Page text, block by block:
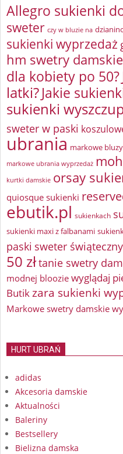
Allegro sukienki
sweter czy w bluzie na
sukienki wyprzedaż
hm swetry damskie
dla kobiety po 50?
latki?Jakie
sukienki
sweter w paski
ubrania markowe
markowe ubrania wyprzedaż
kurtki damskie orsay
quiosque sukienki
ebutik.pl sukienkach
sukienki maxi z falbanami
paski sweter świąteczny
50 złtanie swetry
modnej bloozie wyglądaj
Butikzara sukienki
Markowe swetry damskie
HURT UBRAŃ
adidas
Akcesoria damskie
Aktualności
Baleriny
Bestsellery
Bielizna damska